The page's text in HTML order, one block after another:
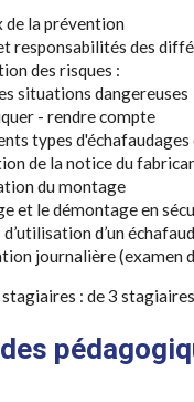
de la prévention
responsabilités des
des risques :
situations dangereuses
- rendre compte
types
de la notice du
du montage
et le démontage en
d’un
journalière (examen
: de 3